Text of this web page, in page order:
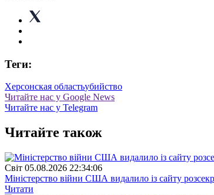
Теги:
Херсонская областьубийство
Читайте нас у Google News
Читайте нас у Telegram
Читайте також
Свiт 05.08.2026 22:34:06
Міністерство війни США видалило із сайту
Читати